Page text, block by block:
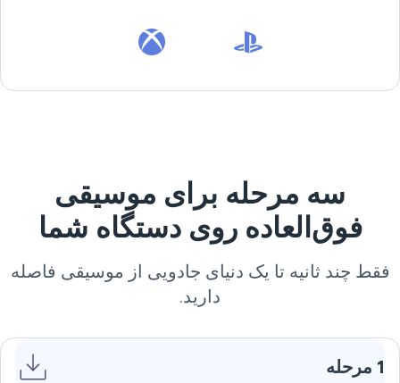
سه مرحله برای موسیقی
فوق‌العاده روی دستگاه شما
فقط چند ثانیه تا یک دنیای جادویی از موسیقی فاصله
دارید.